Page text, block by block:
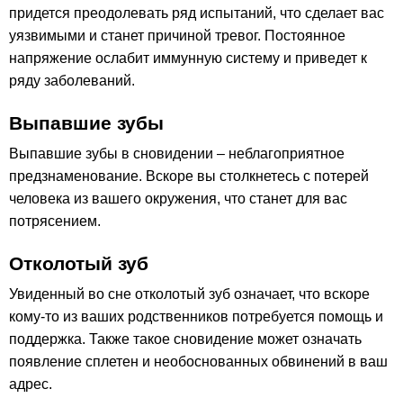
придется преодолевать ряд испытаний, что сделает вас
уязвимыми и станет причиной тревог. Постоянное
напряжение ослабит иммунную систему и приведет к
ряду заболеваний.
Выпавшие зубы
Выпавшие зубы в сновидении – неблагоприятное
предзнаменование. Вскоре вы столкнетесь с потерей
человека из вашего окружения, что станет для вас
потрясением.
Отколотый зуб
Увиденный во сне отколотый зуб означает, что вскоре
кому-то из ваших родственников потребуется помощь и
поддержка. Также такое сновидение может означать
появление сплетен и необоснованных обвинений в ваш
адрес.